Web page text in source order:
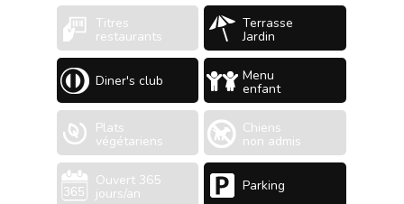
Titres
restaurants
Terrasse
Jardin
Diner's club Menu
enfant
Plats
végétariens
Chiens
non admis
Ouvert 365
jours/an Parking